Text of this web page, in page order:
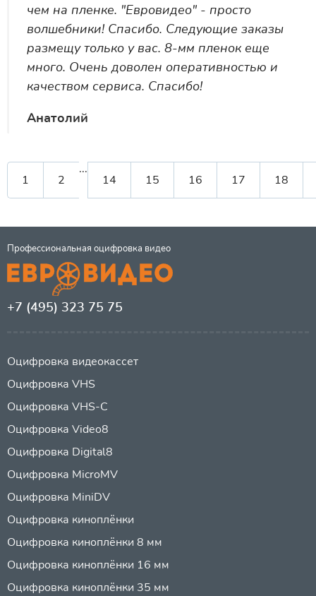
чем на пленке. "Евровидео" - просто
волшебники! Спасибо. Следующие заказы
размещу только у вас. 8-мм пленок еще
много. Очень доволен оперативностью и
качеством сервиса. Спасибо!
Анатолий
1 2
...
14 15 16 17 18
Профессиональная оцифровка видео
+7 (495) 323 75 75
Оцифровка видеокассет
Оцифровка VHS
Оцифровка VHS-C
Оцифровка Video8
Оцифровка Digital8
Оцифровка MicroMV
Оцифровка MiniDV
Оцифровка киноплёнки
Оцифровка киноплёнки 8 мм
Оцифровка киноплёнки 16 мм
Оцифровка киноплёнки 35 мм